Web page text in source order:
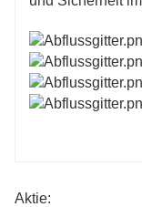
Aktie: